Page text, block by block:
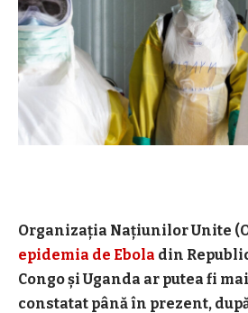
Organizația Națiunilor Unite
epidemia de Ebola din
Congo și Uganda ar putea fi
constatat până în prezent,